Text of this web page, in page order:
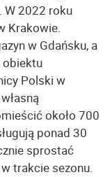
W 2022 roku
Krakowie.
w Gdańsku, a
obiektu
Polski w
około 700
ponad 30
sprostać
trakcie sezonu.